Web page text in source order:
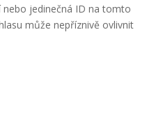
jedinečná ID na tomto
může nepříznivě ovlivnit